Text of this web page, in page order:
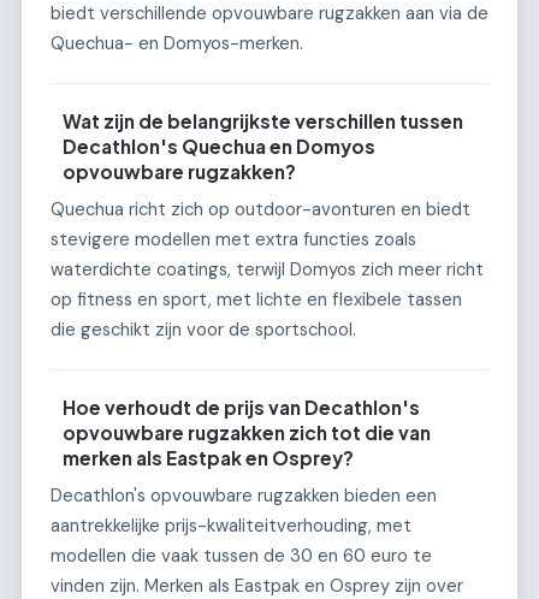
biedt verschillende opvouwbare rugzakken aan via de
Quechua- en Domyos-merken.
Wat zijn de belangrijkste verschillen tussen
Decathlon's Quechua en Domyos
opvouwbare rugzakken?
Quechua richt zich op outdoor-avonturen en biedt
stevigere modellen met extra functies zoals
waterdichte coatings, terwijl Domyos zich meer richt
op fitness en sport, met lichte en flexibele tassen
die geschikt zijn voor de sportschool.
Hoe verhoudt de prijs van Decathlon's
opvouwbare rugzakken zich tot die van
merken als Eastpak en Osprey?
Decathlon's opvouwbare rugzakken bieden een
aantrekkelijke prijs-kwaliteitverhouding, met
modellen die vaak tussen de 30 en 60 euro te
vinden zijn. Merken als Eastpak en Osprey zijn over